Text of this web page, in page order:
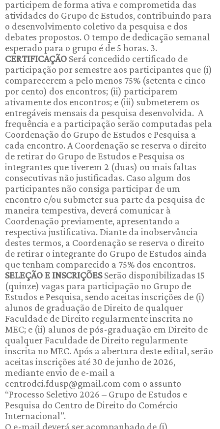
participem de forma ativa e comprometida das
atividades do Grupo de Estudos, contribuindo para
o desenvolvimento coletivo da pesquisa e dos
debates propostos. O tempo de dedicação semanal
esperado para o grupo é de 5 horas. 3.
CERTIFICAÇÃO Será concedido certificado de
participação por semestre aos participantes que (i)
comparecerem a pelo menos 75% (setenta e cinco
por cento) dos encontros; (ii) participarem
ativamente dos encontros; e (iii) submeterem os
entregáveis mensais da pesquisa desenvolvida. A
frequência e a participação serão computadas pela
Coordenação do Grupo de Estudos e Pesquisa a
cada encontro. A Coordenação se reserva o direito
de retirar do Grupo de Estudos e Pesquisa os
integrantes que tiverem 2 (duas) ou mais faltas
consecutivas não justificadas. Caso algum dos
participantes não consiga participar de um
encontro e/ou submeter sua parte da pesquisa de
maneira tempestiva, deverá comunicar à
Coordenação previamente, apresentando a
respectiva justificativa. Diante da inobservância
destes termos, a Coordenação se reserva o direito
de retirar o integrante do Grupo de Estudos ainda
que tenham comparecido a 75% dos encontros.
SELEÇÃO E INSCRIÇÕESSerão disponibilizadas 15
(quinze) vagas para participação no Grupo de
Estudos e Pesquisa, sendo aceitas inscrições de (i)
alunos de graduação de Direito de qualquer
Faculdade de Direito regularmente inscrita no
MEC; e (ii) alunos de pós-graduação em Direito de
qualquer Faculdade de Direito regularmente
inscrita no MEC. Após a abertura deste edital, serão
aceitas inscrições até 30 de junho de 2026,
mediante envio de e-mail a
centrodci.fdusp@gmail.com com o assunto
“Processo Seletivo 2026 – Grupo de Estudos e
Pesquisa do Centro de Direito do Comércio
Internacional”.
O e-mail deverá ser acompanhado de (i)